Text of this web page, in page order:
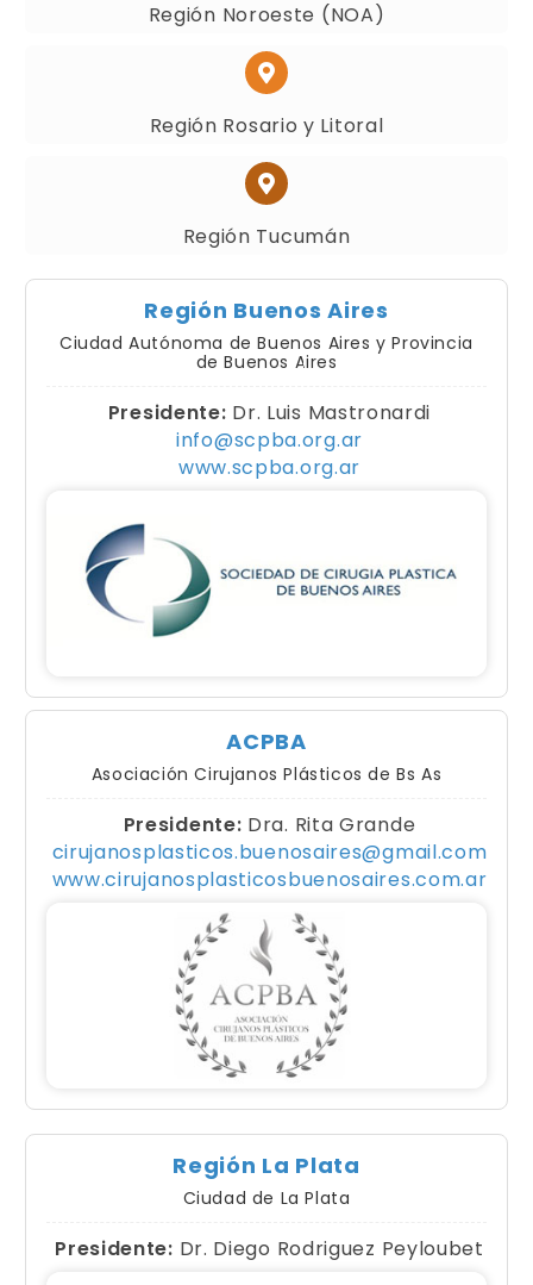
Región Noroeste (NOA)
Región Rosario y Litoral
Región Tucumán
Región Buenos Aires
Ciudad Autónoma de Buenos Aires y Provincia
de Buenos Aires
Presidente: Dr. Luis Mastronardi
info@scpba.org.ar
www.scpba.org.ar
ACPBA
Asociación Cirujanos Plásticos de Bs As
Presidente: Dra. Rita Grande
cirujanosplasticos.buenosaires@gmail.com
www.cirujanosplasticosbuenosaires.com.ar
Región La Plata
Ciudad de La Plata
Presidente: Dr. Diego Rodriguez Peyloubet